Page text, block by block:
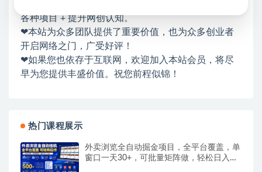
各种项目 + 提升网创认知。
❤本站为众多团队提供了重要价值，也为众多创业者
开启网络之门，广受好评！
❤如果您也依存于互联网，欢迎加入本站会员，将尽
早为您提供丰盛价值。祝您前程似锦！
热门课程展示
外卖浏览全自动掘金项目，全平台覆盖，单
窗口一天30+，可批量矩阵做，轻松日入